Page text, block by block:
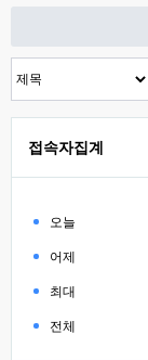
접속자집계
오늘
어제
최대
전체